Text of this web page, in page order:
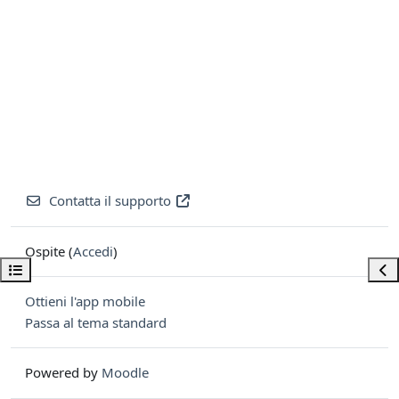
Apri indice del corso
Contatta il supporto
Ospite (Accedi)
Ottieni l'app mobile
Passa al tema standard
Powered by Moodle